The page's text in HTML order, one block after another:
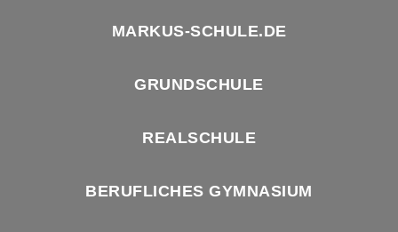
MARKUS-SCHULE.DE
GRUNDSCHULE
REALSCHULE
BERUFLICHES GYMNASIUM